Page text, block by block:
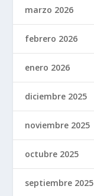
marzo 2026
febrero 2026
enero 2026
diciembre 2025
noviembre 2025
octubre 2025
septiembre 2025